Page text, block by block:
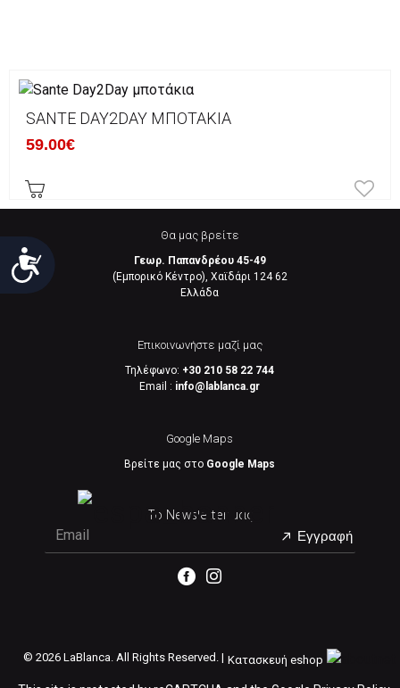
Προσιτότητα
SANTE DAY2DAY ΜΠΟΤΆΚΙΑ
59.00€
Θα μας βρείτε
Γεωρ. Παπανδρέου 45-49
(Εμπορικό Κέντρο), Χαϊδάρι 124 62
Eλλάδα
Επικοινωνήστε μαζί μας
Τηλέφωνο: +30 210 58 22 744
Email : info@lablanca.gr
Google Maps
Βρείτε μας στο Google Maps
Το Newsletter μας
Εγγραφή
© 2026 LaBlanca. All Rights Reserved. | Κατασκευή eshop